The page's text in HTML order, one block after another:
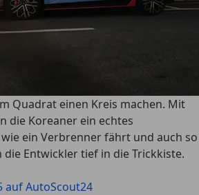
Quadrat einen Kreis machen. Mit
die Koreaner ein echtes
ein Verbrenner fährt und auch so
Entwickler tief in die Trickkiste.
auf AutoScout24